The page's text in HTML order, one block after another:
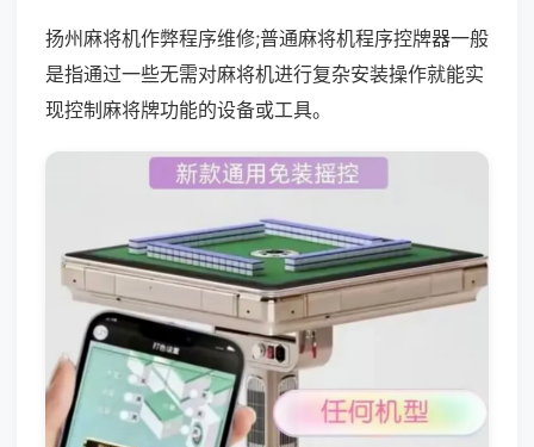
扬州麻将机作弊程序维修;普通麻将机程序控牌器一般
是指通过一些无需对麻将机进行复杂安装操作就能实
现控制麻将牌功能的设备或工具。